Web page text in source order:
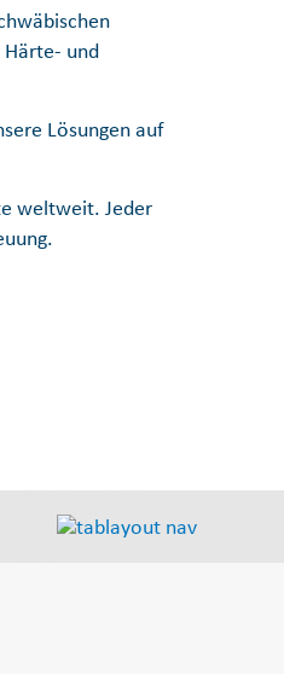
und
Lösungen auf
weltweit. Jeder